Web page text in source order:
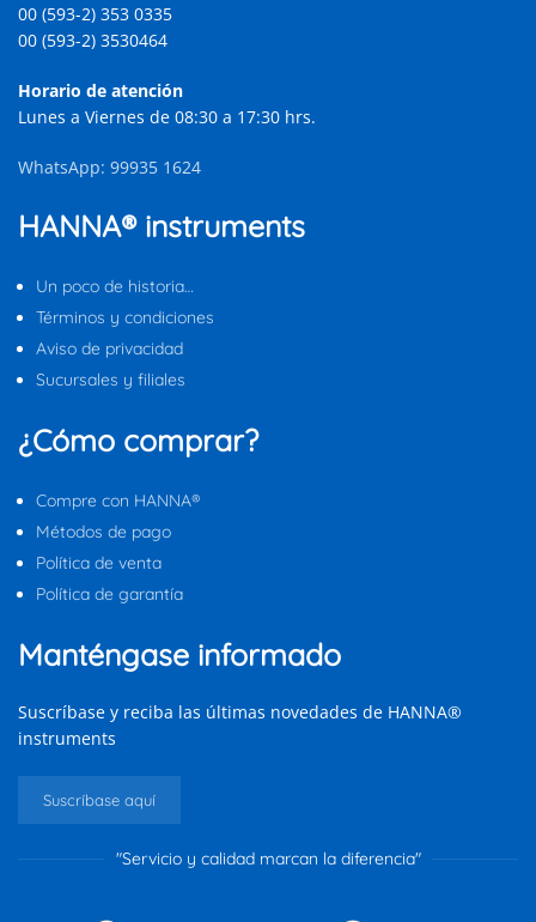
00 (593-2) 353 0335
00 (593-2) 3530464
Horario de atención
Lunes a Viernes de 08:30 a 17:30 hrs.
WhatsApp: 99935 1624
HANNA® instruments
Un poco de historia…
Términos y condiciones
Aviso de privacidad
Sucursales y filiales
¿Cómo comprar?
Compre con HANNA®
Métodos de pago
Política de venta
Política de garantía
Manténgase informado
Suscríbase y reciba las últimas novedades de HANNA®
instruments
Suscríbase aquí
"Servicio y calidad marcan la diferencia"